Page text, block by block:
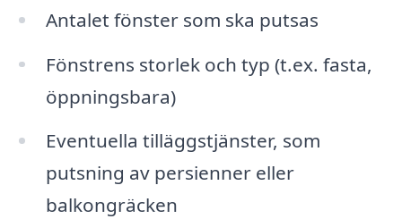
Antalet fönster som ska putsas
Fönstrens storlek och typ (t.ex. fasta,
öppningsbara)
Eventuella tilläggstjänster, som
putsning av persienner eller
balkongräcken